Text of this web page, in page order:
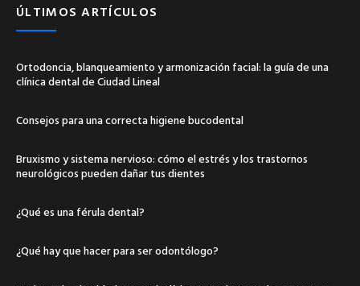
ÚLTIMOS ARTÍCULOS
Ortodoncia, blanqueamiento y armonización facial: la guía de una
clínica dental de Ciudad Lineal
Consejos para una correcta higiene bucodental
Bruxismo y sistema nervioso: cómo el estrés y los trastornos
neurológicos pueden dañar tus dientes
¿Qué es una férula dental?
¿Qué hay que hacer para ser odontólogo?